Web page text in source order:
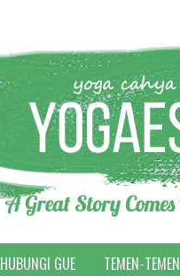
HUBUNGI GUE TEMEN-TEMEN